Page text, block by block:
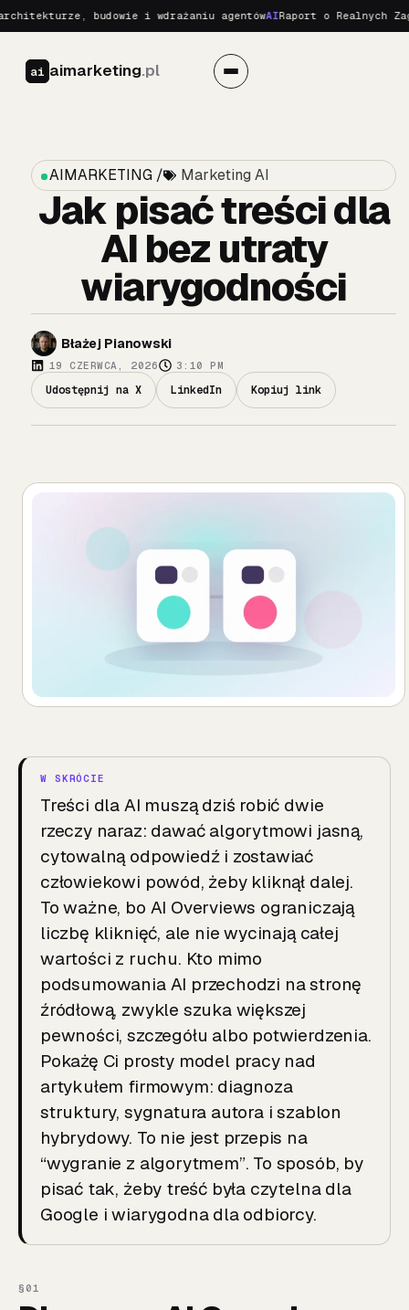
budowie i wdrażaniu agentów AIRaport o Realnych
ai aimarketing.pl
AIMARKETING / Marketing AI
Jak pisać treści dla
AI bez utraty
wiarygodności
Błażej Pianowski
19 CZERWCA, 2026 3:10 PM
Udostępnij na X LinkedIn Kopiuj link
Treści dla AI muszą dziś robić dwie
rzeczy naraz: dawać algorytmowi jasną,
cytowalną odpowiedź i zostawiać
człowiekowi powód, żeby kliknął dalej.
To ważne, bo AI Overviews ograniczają
liczbę kliknięć, ale nie wycinają całej
wartości z ruchu. Kto mimo
podsumowania AI przechodzi na stronę
źródłową, zwykle szuka większej
pewności, szczegółu albo potwierdzenia.
Pokażę Ci prosty model pracy nad
artykułem firmowym: diagnoza
struktury, sygnatura autora i szablon
hybrydowy. To nie jest przepis na
“wygranie z algorytmem”. To sposób, by
pisać tak, żeby treść była czytelna dla
Google i wiarygodna dla odbiorcy.